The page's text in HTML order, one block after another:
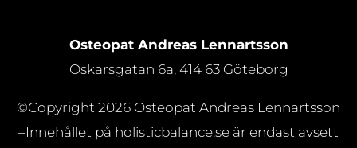
Osteopat Andreas Lennartsson
Oskarsgatan 6a, 414 63 Göteborg
©Copyright 2026 Osteopat Andreas Lennartsson
–Innehållet på holisticbalance.se är endast avsett